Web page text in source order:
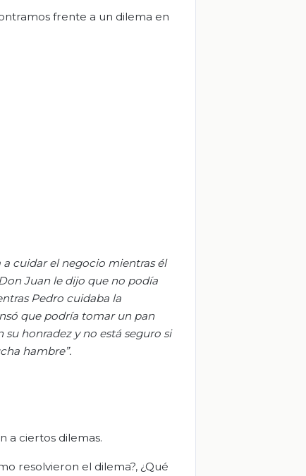
frente a un dilema en
cuidar el negocio mientras él
Juan le dijo que no podía
Pedro cuidaba la
que podría tomar un pan
honradez y no está seguro si
hambre”.
a ciertos dilemas.
resolvieron el dilema?, ¿Qué